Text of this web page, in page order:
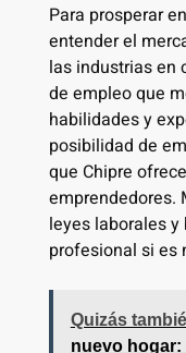
Para prosperar
entender el
las industrias en
de empleo que
habilidades y
posibilidad de
que Chipre
emprendedores.
leyes laborales
profesional si es
Quizás
nuevo hogar: